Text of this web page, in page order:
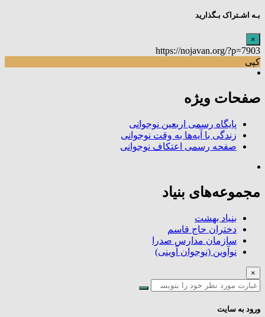
بـه اشـتراک بـگذارید
×
https://nojavan.org/?p=7903
کپی
صفحات ویژه
پایگاه رسمی اربعین نوجوانی
زندگی با آیه‌ها به وقت نوجوانی
صفحه رسمی اعتکاف نوجوانی
مجموعه‌های بنیاد
بنیاد بهشت
دختران حاج قاسم
سازمان مدارس صدرا
نوآوین (نوجوان آوینی)
×
ورود به سایت